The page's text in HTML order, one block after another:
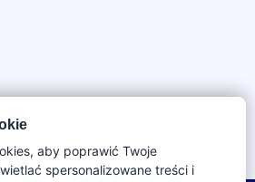
aby poprawić Twoje
spersonalizowane treści i